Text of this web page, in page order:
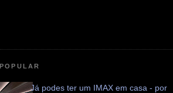
POPULAR
Já podes ter um IMAX em casa - por